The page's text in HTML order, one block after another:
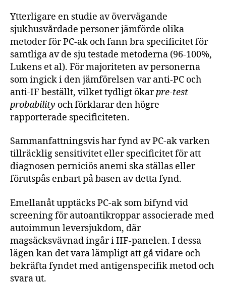
Ytterligare en studie av övervägande
sjukhusvårdade personer jämförde olika
metoder för PC-ak och fann bra specificitet för
samtliga av de sju testade metoderna (96-100%,
Lukens et al). För majoriteten av personerna
som ingick i den jämförelsen var anti-PC och
anti-IF beställt, vilket tydligt ökarpre-test
probability och förklarar den högre
rapporterade specificiteten.
Sammanfattningsvis har fynd av PC-ak varken
tillräcklig sensitivitet eller specificitet för att
diagnosen perniciös anemi ska ställas eller
förutspås enbart på basen av detta fynd.
Emellanåt upptäcks PC-ak som bifynd vid
screening för autoantikroppar associerade med
autoimmun leversjukdom, där
magsäcksvävnad ingår i IIF-panelen. I dessa
lägen kan det vara lämpligt att gå vidare och
bekräfta fyndet med antigenspecifik metod och
svara ut.